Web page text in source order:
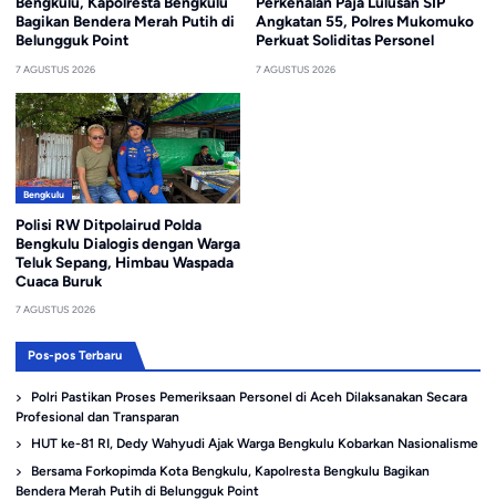
Bagikan Bendera Merah Putih di
Belungguk Point
7 AGUSTUS 2026
Angkatan 55, Polres Mukomuko
Perkuat Soliditas Personel
7 AGUSTUS 2026
Bengkulu
Polisi RW Ditpolairud Polda
Bengkulu Dialogis dengan Warga
Teluk Sepang, Himbau Waspada
Cuaca Buruk
7 AGUSTUS 2026
Pos-pos Terbaru
Polri Pastikan Proses Pemeriksaan Personel di Aceh Dilaksanakan Secara
Profesional dan Transparan
HUT ke-81 RI, Dedy Wahyudi Ajak Warga Bengkulu Kobarkan Nasionalisme
Bersama Forkopimda Kota Bengkulu, Kapolresta Bengkulu Bagikan
Bendera Merah Putih di Belungguk Point